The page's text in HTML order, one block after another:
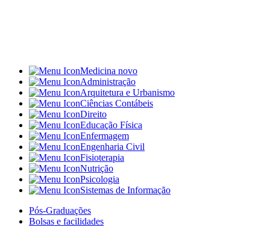
Medicina novo
Administração
Arquitetura e Urbanismo
Ciências Contábeis
Direito
Educação Física
Enfermagem
Engenharia Civil
Fisioterapia
Nutrição
Psicologia
Sistemas de Informação
Pós-Graduações
Bolsas e facilidades